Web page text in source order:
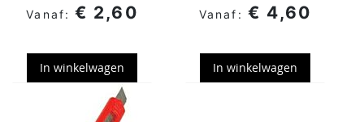
€ 2,60
In winkelwagen
€ 4,60
In winkelwagen